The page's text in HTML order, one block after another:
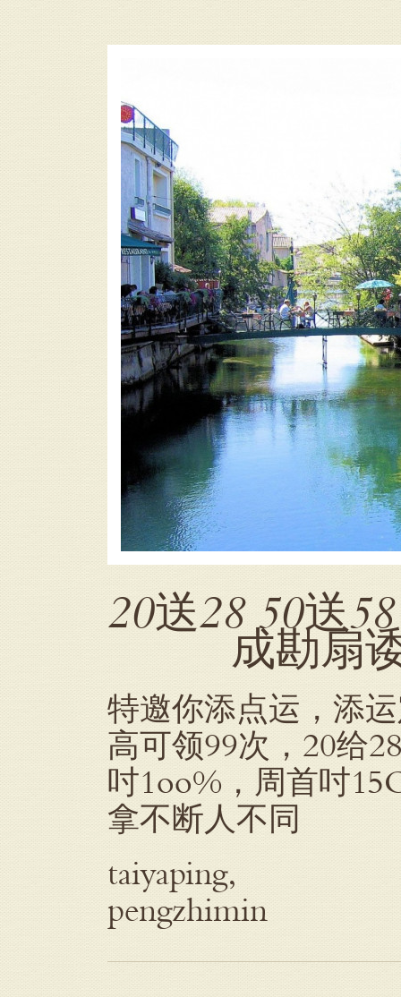
20送28 50送
成勘扇
特邀你添点运，添
高可领99次，20给
吋1oo%，周首吋
拿不断人不同
taiyaping,
pengzhimin